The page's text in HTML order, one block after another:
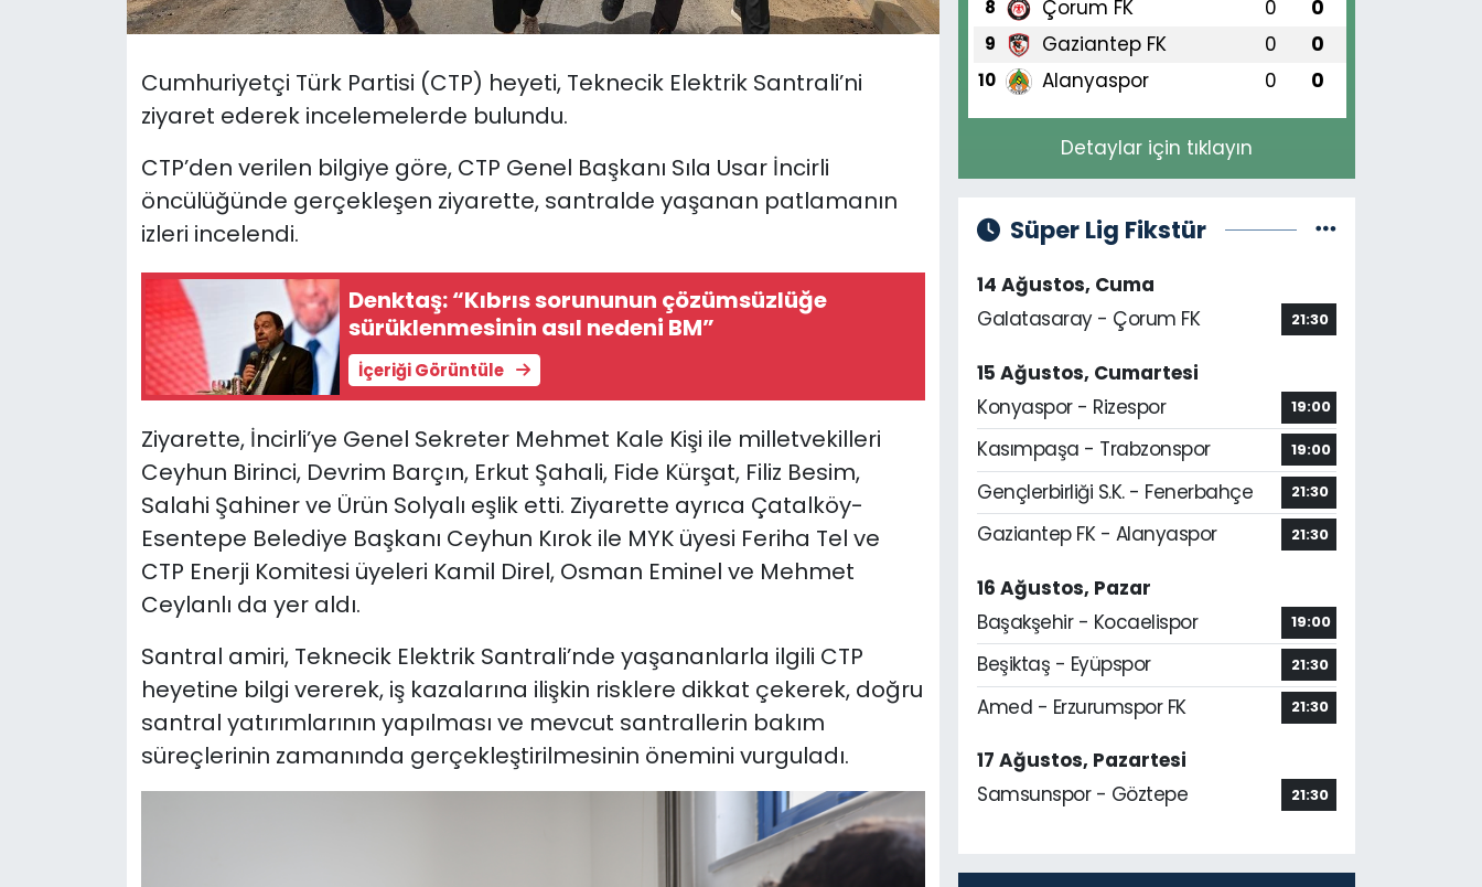
Cumhuriyetçi Türk Partisi (CTP) heyeti, Teknecik Elektrik Santrali’ni
ziyaret ederek incelemelerde bulundu.
CTP’den verilen bilgiye göre, CTP Genel Başkanı Sıla Usar İncirli
öncülüğünde gerçekleşen ziyarette, santralde yaşanan patlamanın
izleri incelendi.
Denktaş: “Kıbrıs sorununun çözümsüzlüğe
sürüklenmesinin asıl nedeni BM”
İçeriği Görüntüle
Ziyarette, İncirli’ye Genel Sekreter Mehmet Kale Kişi ile milletvekilleri
Ceyhun Birinci, Devrim Barçın, Erkut Şahali, Fide Kürşat, Filiz Besim,
Salahi Şahiner ve Ürün Solyalı eşlik etti. Ziyarette ayrıca Çatalköy-
Esentepe Belediye Başkanı Ceyhun Kırok ile MYK üyesi Feriha Tel ve
CTP Enerji Komitesi üyeleri Kamil Direl, Osman Eminel ve Mehmet
Ceylanlı da yer aldı.
Santral amiri, Teknecik Elektrik Santrali’nde yaşananlarla ilgili CTP
heyetine bilgi vererek, iş kazalarına ilişkin risklere dikkat çekerek, doğru
santral yatırımlarının yapılması ve mevcut santrallerin bakım
süreçlerinin zamanında gerçekleştirilmesinin önemini vurguladı.
8 Çorum FK 0 0
9 Gaziantep FK 0 0
10 Alanyaspor 0 0
Detaylar için tıklayın
Süper Lig Fikstür
14 Ağustos, Cuma
Galatasaray - Çorum FK
21:30
15 Ağustos, Cumartesi
Konyaspor - Rizespor
19:00
Kasımpaşa - Trabzonspor 19:00
Gençlerbirliği S.K. - Fenerbahçe 21:30
Gaziantep FK - Alanyaspor 21:30
16 Ağustos, Pazar
Başakşehir - Kocaelispor
19:00
Beşiktaş - Eyüpspor 21:30
Amed - Erzurumspor FK 21:30
17 Ağustos, Pazartesi
Samsunspor - Göztepe
21:30
Teknoloji
Video Galeri
Yazarlar